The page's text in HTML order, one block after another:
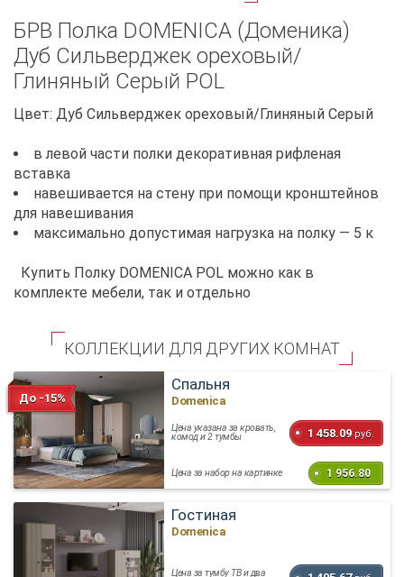
БРВ Полка DOMENICA (Доменика)
Дуб Сильверджек ореховый/
Глиняный Cерый POL
Цвет: Дуб Сильверджек ореховый/Глиняный Cерый
в левой части полки декоративная рифленая
вставка
навешивается на стену при помощи кронштейнов
для навешивания
максимально допустимая нагрузка на полку — 5 к
Купить Полку DOMENICA POL можно как в
комплекте мебели, так и отдельно
КОЛЛЕКЦИИ ДЛЯ ДРУГИХ КОМНАТ
До -15%
Спальня
Domenica
Цена указана за кровать,
комод и 2 тумбы 1 458.09 руб.
Цена за набор на картинке 1 956.80
Гостиная
Domenica
Цена за тумбу ТВ и два